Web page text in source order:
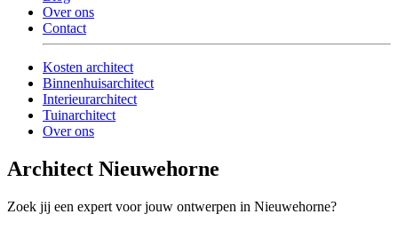
Over ons
Contact
Kosten architect
Binnenhuisarchitect
Interieurarchitect
Tuinarchitect
Over ons
Architect Nieuwehorne
Zoek jij een expert voor jouw ontwerpen in Nieuwehorne?